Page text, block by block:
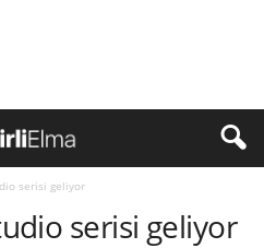
serisi geliyor
serisi geliyor